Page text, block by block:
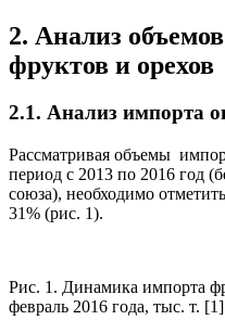
2. Анализ
фруктов и орехов
2.1. Анализ импорта
Рассматривая объемы
период с 2013 по 2016 год
союза), необходимо
31% (рис. 1).
Рис. 1. Динамика импорта
февраль 2016 года, тыс. т. [1]